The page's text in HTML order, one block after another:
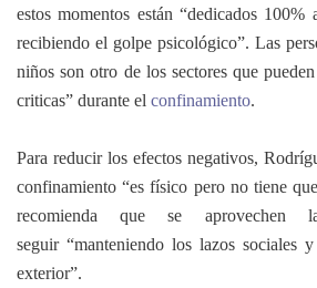
estos momentos están “dedicados
recibiendo el golpe psicológico”. Las
niños son otro de los sectores que
criticas” durante el confinamiento.
Para reducir los efectos negativos,
confinamiento “es físico pero no tiene
recomienda que se aprovechen
seguir “manteniendo los lazos sociales
exterior”.